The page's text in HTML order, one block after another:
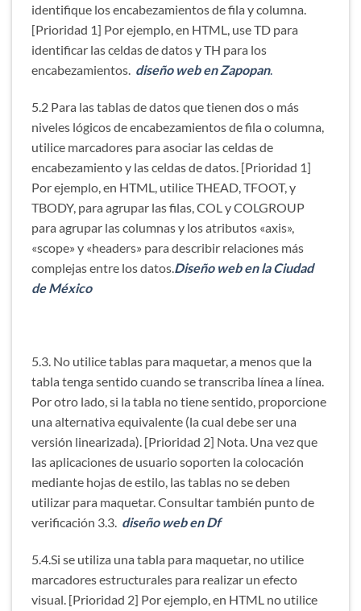
identifique los encabezamientos de fila y columna.
[Prioridad 1] Por ejemplo, en HTML, use TD para
identificar las celdas de datos y TH para los
encabezamientos. diseño web en Zapopan.
5.2 Para las tablas de datos que tienen dos o más
niveles lógicos de encabezamientos de fila o columna,
utilice marcadores para asociar las celdas de
encabezamiento y las celdas de datos. [Prioridad 1]
Por ejemplo, en HTML, utilice THEAD, TFOOT, y
TBODY, para agrupar las filas, COL y COLGROUP
para agrupar las columnas y los atributos «axis»,
«scope» y «headers» para describir relaciones más
complejas entre los datos. Diseño web en la Ciudad
de México
5.3. No utilice tablas para maquetar, a menos que la
tabla tenga sentido cuando se transcriba línea a línea.
Por otro lado, si la tabla no tiene sentido, proporcione
una alternativa equivalente (la cual debe ser una
versión linearizada). [Prioridad 2] Nota. Una vez que
las aplicaciones de usuario soporten la colocación
mediante hojas de estilo, las tablas no se deben
utilizar para maquetar. Consultar también punto de
verificación 3.3. diseño web en Df
5.4.Si se utiliza una tabla para maquetar, no utilice
marcadores estructurales para realizar un efecto
visual. [Prioridad 2] Por ejemplo, en HTML no utilice